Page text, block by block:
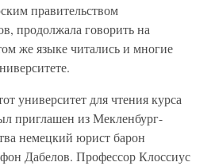
правительством
продолжала говорить на
же языке читались и многие
университет для чтения курса
приглашен из Мекленбург-
немецкий юрист барон
Дабелов. Профессор Клоссиус